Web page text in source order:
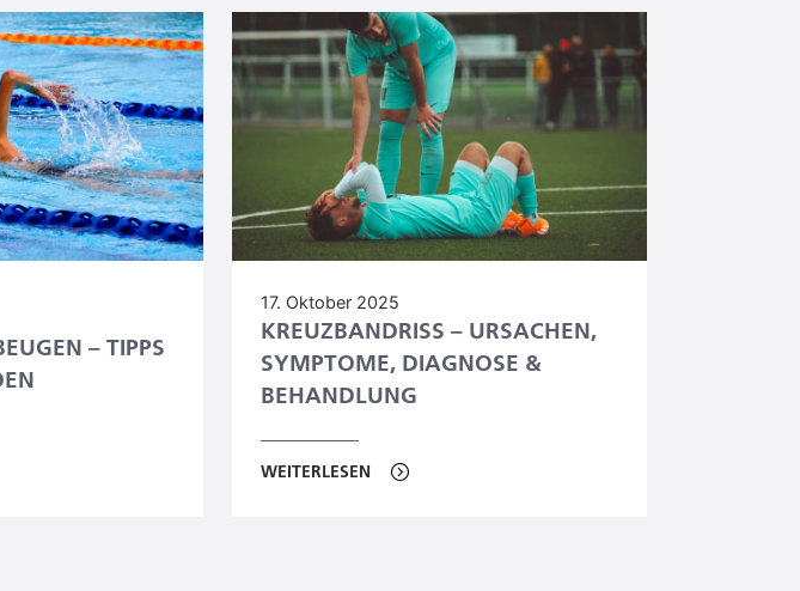
– TIPPS
17. Oktober 2025
KREUZBANDRISS – URSACHEN,
SYMPTOME, DIAGNOSE &
BEHANDLUNG
WEITERLESEN